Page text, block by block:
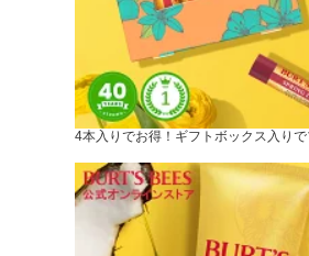
4本入りでお得！ギフトボックス入り